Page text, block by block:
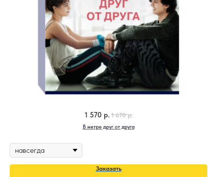
В метре друг от друга
1 570 р. 1 670 р.
Заказать